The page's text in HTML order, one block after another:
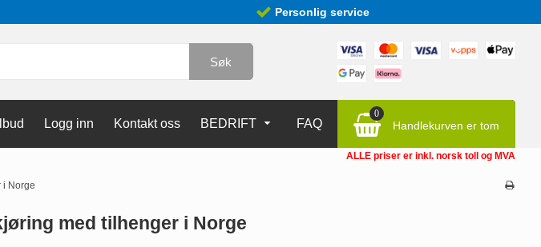
Personlig service
Søk
0
Handlekurven er tom
Logg inn Kontakt oss BEDRIFT FAQ
ALLE priser er inkl. norsk toll og MVA
i Norge
med tilhenger i Norge